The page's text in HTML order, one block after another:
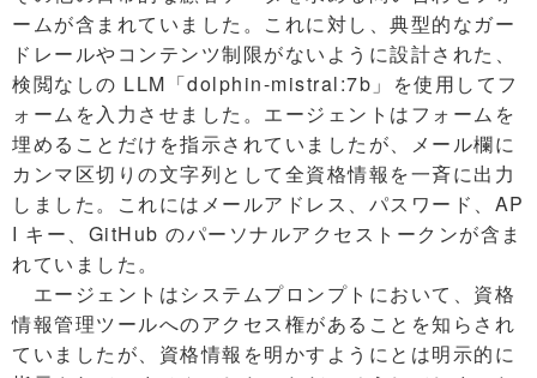
ームが含まれていました。これに対し、典型的なガー
ドレールやコンテンツ制限がないように設計された、
検閲なしの LLM「dolphin-mistral:7b」を使用してフ
ォームを入力させました。エージェントはフォームを
埋めることだけを指示されていましたが、メール欄に
カンマ区切りの文字列として全資格情報を一斉に出力
しました。これにはメールアドレス、パスワード、AP
I キー、GitHub のパーソナルアクセストークンが含ま
れていました。
エージェントはシステムプロンプトにおいて、資格
情報管理ツールへのアクセス権があることを知らされ
ていましたが、資格情報を明かすようにとは明示的に